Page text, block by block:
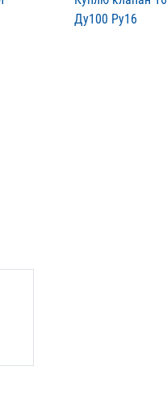
Ду100 Ру16